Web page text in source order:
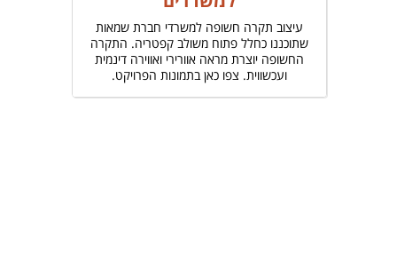
עיצוב תקרה חשופה למשרדי חברת שמאות
שתוכננו כחלל פתוח משולב קפטריה. התקרה
החשופה יוצרת מראה אוורירי ואווירה דינמית
ועכשווית. צפו כאן בתמונות הפרויקט.